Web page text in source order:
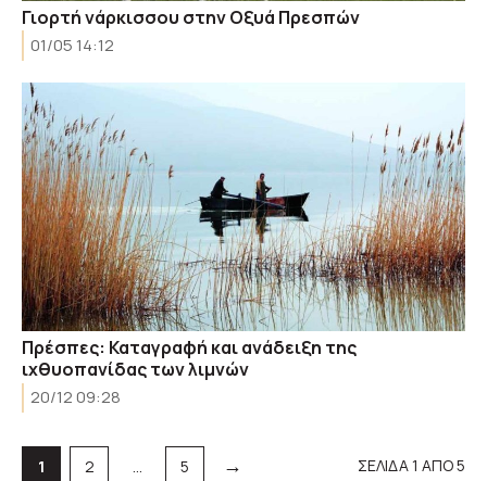
Γιορτή νάρκισσου στην Οξυά Πρεσπών
01/05 14:12
Πρέσπες: Καταγραφή και ανάδειξη της
ιχθυοπανίδας των λιμνών
20/12 09:28
Σελίδα
1 Σελίδα
2 … Σελίδα
5 → ΣΕΛΙΔΑ 1 ΑΠΟ 5